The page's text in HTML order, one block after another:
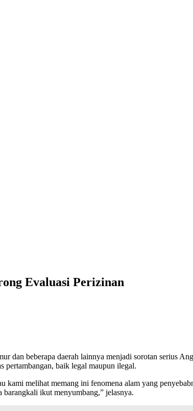
Evaluasi Perizinan
dan beberapa daerah lainnya menjadi sorotan serius
pertambangan, baik legal maupun ilegal.
kami melihat memang ini fenomena alam yang
ikut menyumbang,” jelasnya.